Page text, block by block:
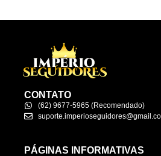
CONTATO
(62) 9677-5965 (Recomendado)
PÁGINAS INFORMATIVAS